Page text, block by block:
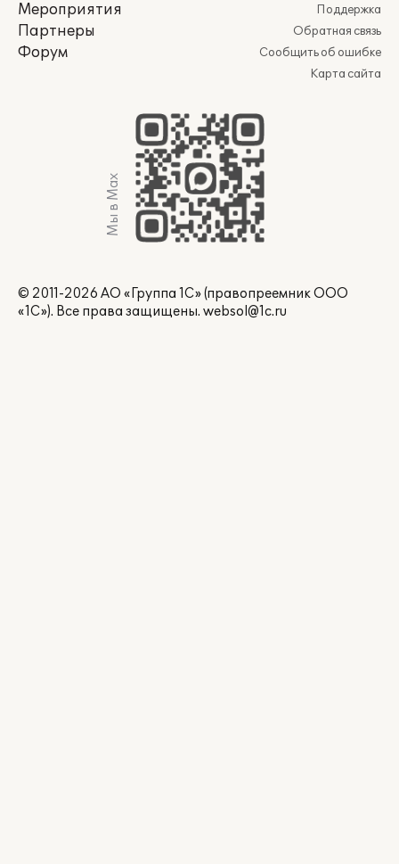
Мероприятия
Партнеры
Форум
Поддержка
Обратная связь
Сообщить об ошибке
Карта сайта
Мы в Max
© 2011-2026 АО «Группа 1С» (правопреемник ООО
«1С»). Все права защищены. websol@1c.ru